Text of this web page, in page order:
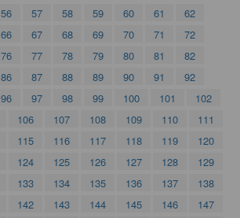
56 57 58 59 60 61
62
66 67 68 69 70 71
72
76 77 78 79 80 81
82
86 87 88 89 90 91
92
96 97 98 99 100 101
102
106 107 108 109 110
111
115 116 117 118 119
120
124 125 126 127 128
129
133 134 135 136 137
138
142 143 144 145 146 147